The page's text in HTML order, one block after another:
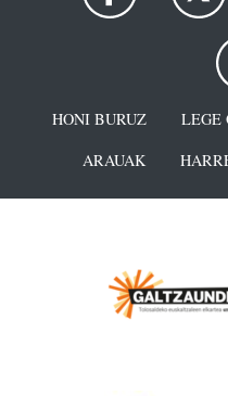
HONI BURUZ LEGE
ARAUAK